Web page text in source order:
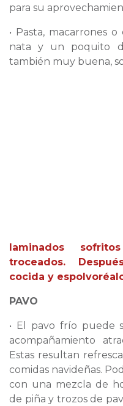
para su
• Pasta, macarrones
nata y un poquito
también muy buena,
laminados
troceados.
cocida y
PAVO
• El pavo frío puede
acompañamiento
Estas resultan
comidas navideñas.
con una mezcla de
de piña y trozos de